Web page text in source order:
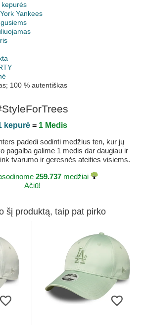
kepurės
Yankees
100 % autentiškas
kepurė= 1 Medis
padedi sodinti medžius ten, kur jų
pagalba galime 1 medis dar daugiau ir
tvarumo ir geresnės ateities visiems.
259.737 medžiai
Ačiū!
šį produktą, taip pat pirko